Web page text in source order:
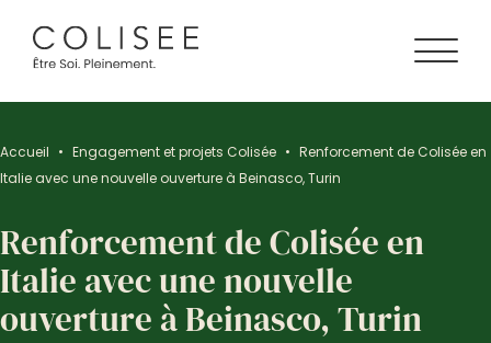
Accueil • Engagement et projets Colisée • Renforcement de Colisée en
Italie avec une nouvelle ouverture à Beinasco, Turin
Renforcement de Colisée en
Italie avec une nouvelle
ouverture à Beinasco, Turin